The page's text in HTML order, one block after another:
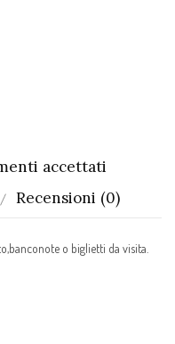
accettati
Recensioni (0)
o biglietti da visita.